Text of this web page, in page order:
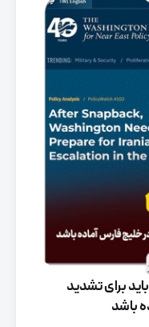
برای تشدید
باشد